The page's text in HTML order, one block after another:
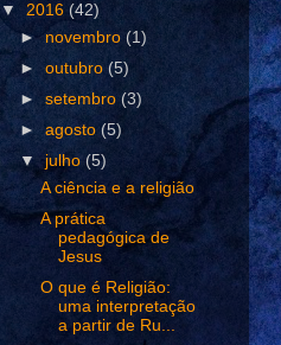
▼ 2016 (42)
►novembro(1)
►outubro(5)
►setembro(3)
►agosto(5)
▼julho(5)
A ciência e a religião
A prática
pedagógica de
Jesus
O que é Religião:
uma interpretação
a partir de Ru...